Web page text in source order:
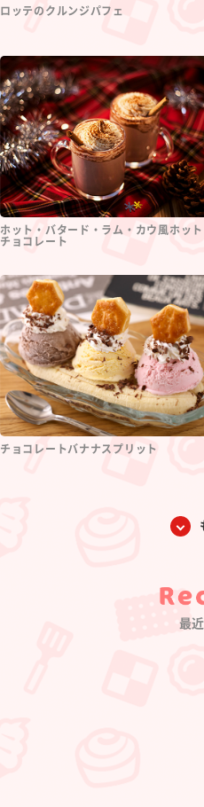
ロッテのクルンジパフェ
ホット・バタード・ラム・カウ風ホット
チョコレート
チョコレートバナナスプリット
最